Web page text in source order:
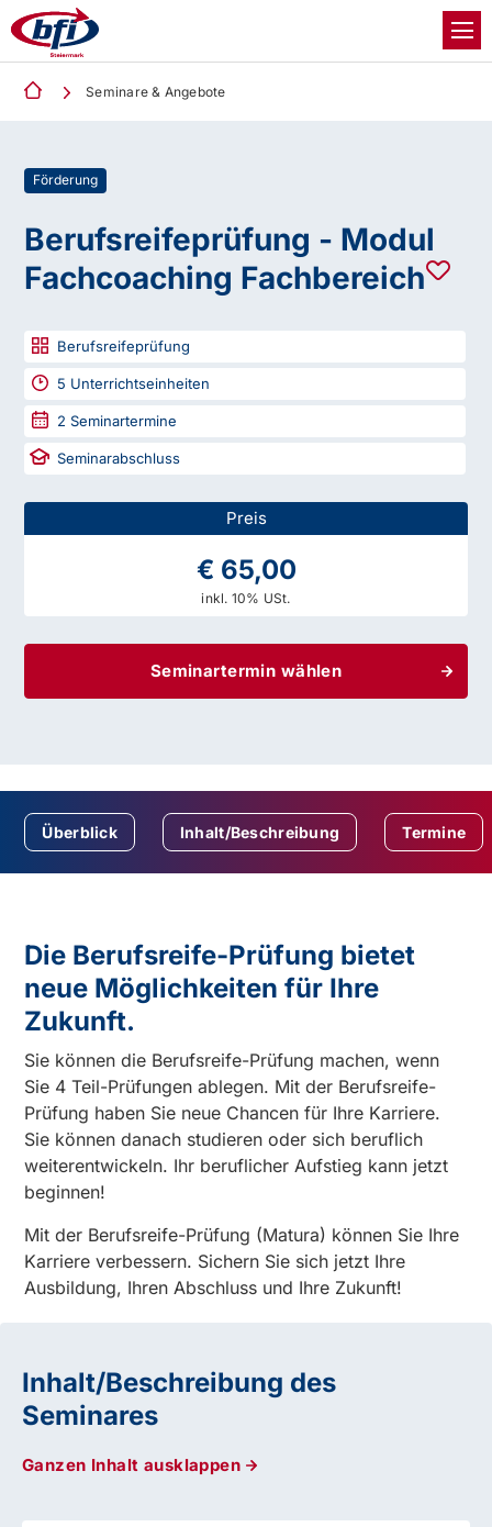
Seminare & Angebote
Förderung
Berufsreifeprüfung - Modul
Fachcoaching Fachbereich
Berufsreifeprüfung
5 Unterrichtseinheiten
2 Seminartermine
Seminarabschluss
Preis
€ 65,00
inkl. 10% USt.
Seminartermin wählen
Überblick Inhalt/Beschreibung Termine
Die Berufsreife-Prüfung bietet
neue Möglichkeiten für Ihre
Zukunft.
Sie können die Berufsreife-Prüfung machen, wenn
Sie 4 Teil-Prüfungen ablegen. Mit der Berufsreife-
Prüfung haben Sie neue Chancen für Ihre Karriere.
Sie können danach studieren oder sich beruflich
weiterentwickeln. Ihr beruflicher Aufstieg kann jetzt
beginnen!
Mit der Berufsreife-Prüfung (Matura) können Sie Ihre
Karriere verbessern. Sichern Sie sich jetzt Ihre
Ausbildung, Ihren Abschluss und Ihre Zukunft!
Inhalt/Beschreibung des
Seminares
Ganzen Inhalt ausklappen